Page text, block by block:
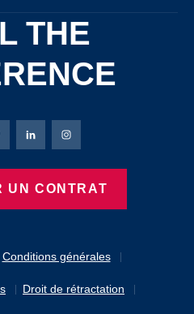
THE
Conditions générales
Droit de rétractation
de Bierbaum-Proenen
X de Bierbaum-Proenen
Page LinkedIn de
Page Instagram de
UN CONTRAT